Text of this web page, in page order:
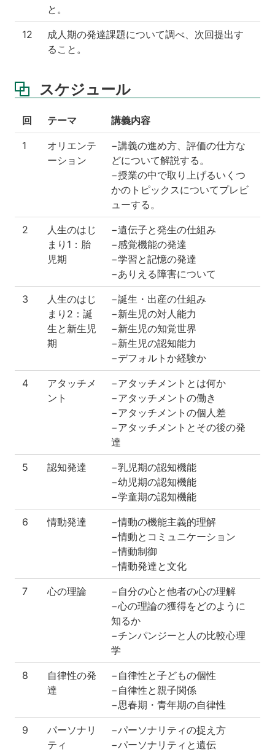
と。
12
成人期の発達課題について調べ、次回提出す
ること。
スケジュール
回 テーマ 講義内容
1
オリエンテ
ーション
−講義の進め方、評価の仕方な
どについて解説する。
−授業の中で取り上げるいくつ
かのトピックスについてプレビ
ューする。
2
人生のはじ
まり1：胎
児期
−遺伝子と発生の仕組み
−感覚機能の発達
−学習と記憶の発達
−ありえる障害について
3
人生のはじ
まり2：誕
生と新生児
期
−誕生・出産の仕組み
−新生児の対人能力
−新生児の知覚世界
−新生児の認知能力
−デフォルトか経験か
4
アタッチメ
ント
−アタッチメントとは何か
−アタッチメントの働き
−アタッチメントの個人差
−アタッチメントとその後の発
達
5 認知発達
−乳児期の認知機能
−幼児期の認知機能
−学童期の認知機能
6 情動発達
−情動の機能主義的理解
−情動とコミュニケーション
−情動制御
−情動発達と文化
7 心の理論
−自分の心と他者の心の理解
−心の理論の獲得をどのように
知るか
−チンパンジーと人の比較心理
学
8
自律性の発
達
−自律性と子どもの個性
−自律性と親子関係
−思春期・青年期の自律性
9
パーソナリ
ティ
−パーソナリティの捉え方
−パーソナリティと遺伝